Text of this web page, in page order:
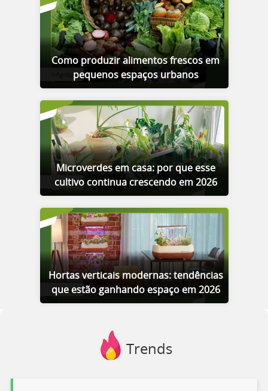
Como produzir alimentos frescos em
pequenos espaços urbanos
Microverdes em casa: por que esse
cultivo continua crescendo em 2026
Hortas verticais modernas: tendências
que estão ganhando espaço em 2026
Trends